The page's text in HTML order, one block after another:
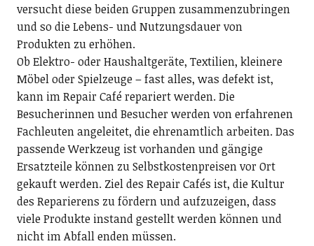
versucht diese beiden Gruppen zusammenzubringen
und so die Lebens- und Nutzungsdauer von
Produkten zu erhöhen.
Ob Elektro- oder Haushaltgeräte, Textilien, kleinere
Möbel oder Spielzeuge – fast alles, was defekt ist,
kann im Repair Café repariert werden. Die
Besucherinnen und Besucher werden von erfahrenen
Fachleuten angeleitet, die ehrenamtlich arbeiten. Das
passende Werkzeug ist vorhanden und gängige
Ersatzteile können zu Selbstkostenpreisen vor Ort
gekauft werden. Ziel des Repair Cafés ist, die Kultur
des Reparierens zu fördern und aufzuzeigen, dass
viele Produkte instand gestellt werden können und
nicht im Abfall enden müssen.